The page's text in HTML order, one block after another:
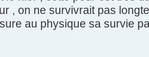
, on ne survivrait pas
au physique sa survie